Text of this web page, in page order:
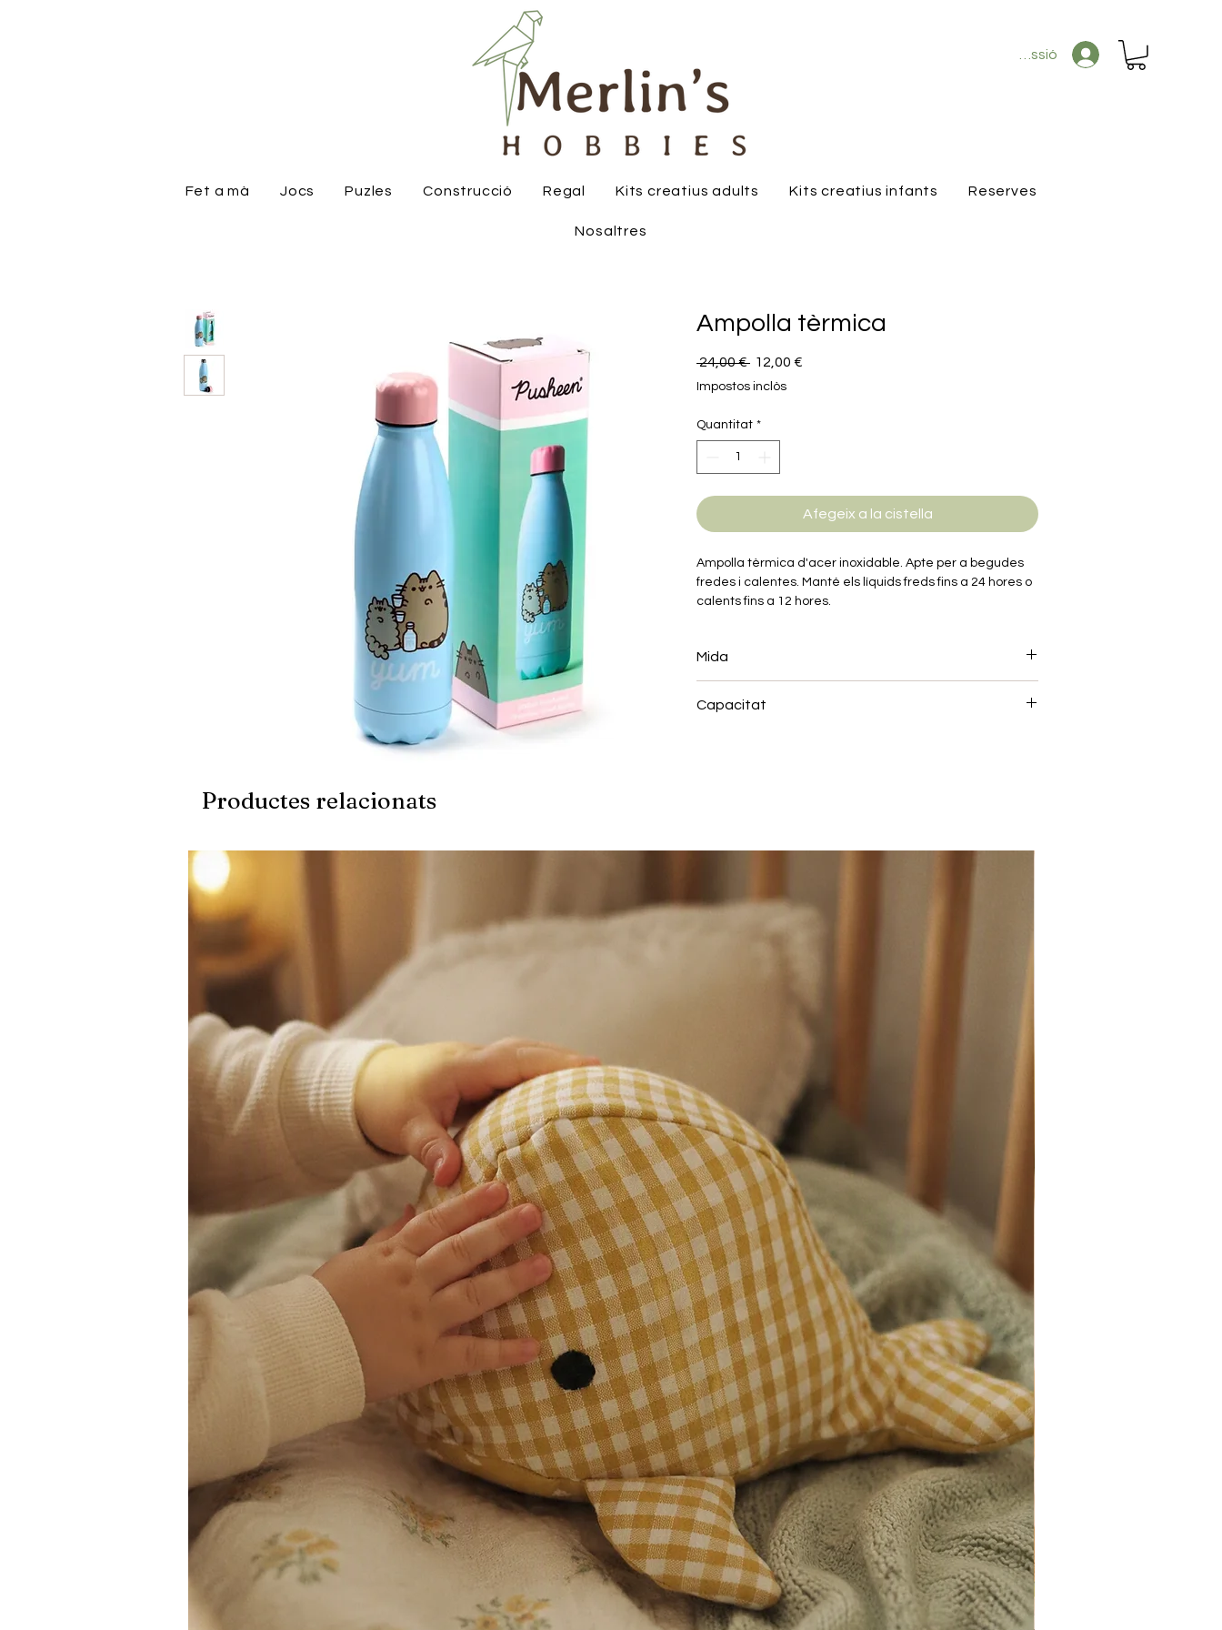
Inicia la sessió
Fet a mà Jocs Puzles Construcció Regal Kits creatius adults Kits creatius infants Reserves
Nosaltres
Ampolla tèrmica
24,00 € Preu
normal
12,00 €
Impostos inclòs
Quantitat *
Afegeix a la cistella
Ampolla tèrmica d'acer inoxidable. Apte per a begudes
fredes i calentes. Manté els líquids freds fins a 24 hores o
calents fins a 12 hores.
Mida
Capacitat
Productes relacionats